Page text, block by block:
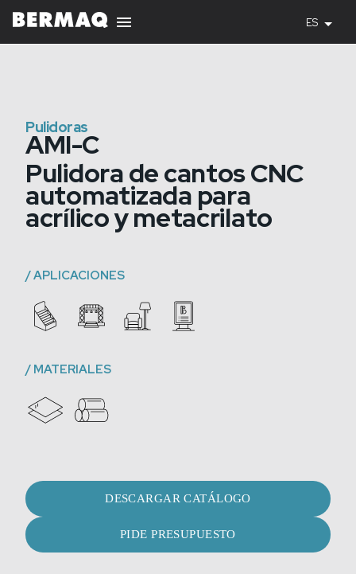
ES
Pulidoras
AMI-C
Pulidora de cantos CNC
automatizada para
acrílico y metacrilato
/APLICACIONES
/ MATERIALES
DESCARGAR CATÁLOGO
PIDE PRESUPUESTO